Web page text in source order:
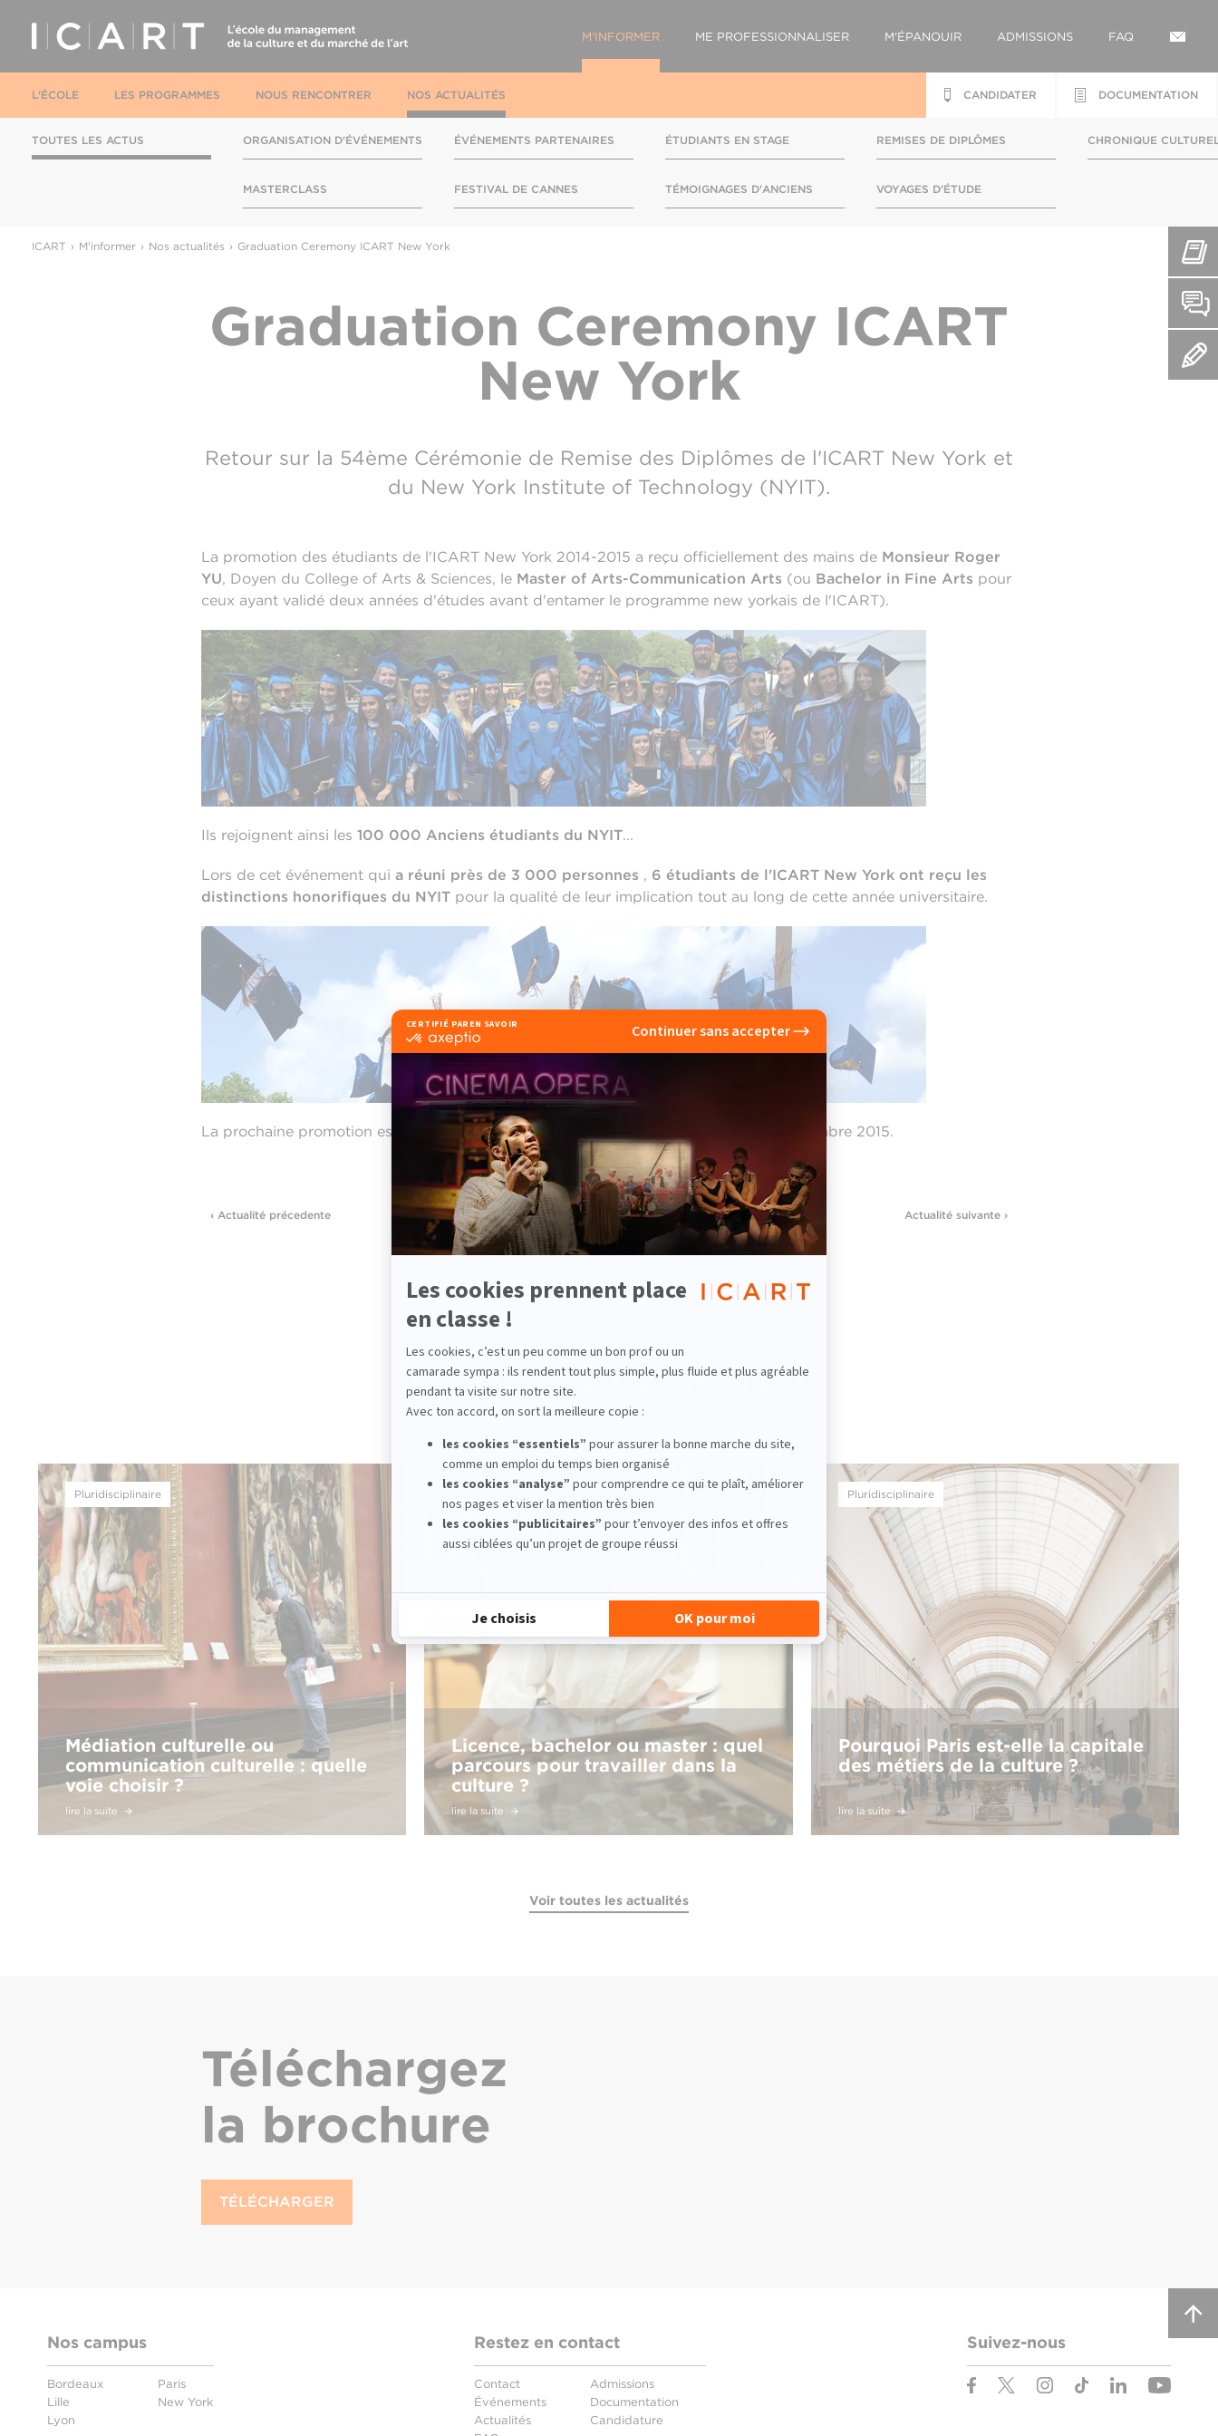
M'INFORMER ME PROFESSIONNALISER M'ÉPANOUIR ADMISSIONS FAQ
L'ÉCOLE LES PROGRAMMES NOUS RENCONTRER NOS ACTUALITÉS DOCUMENTATION
CANDIDATER
TOUTES LES ACTUS ORGANISATION D'ÉVÉNEMENTS
MASTERCLASS
ÉVÉNEMENTS PARTENAIRES
FESTIVAL DE CANNES
ÉTUDIANTS EN STAGE
TÉMOIGNAGES D'ANCIENS
REMISES DE DIPLÔMES
VOYAGES D'ÉTUDE
CHRONIQUE
ICART M'informer Nos actualités Graduation Ceremony ICART New York
Graduation Ceremony ICART
New York
Retour sur la 54ème Cérémonie de Remise des Diplômes de l'ICART New York et
du New York Institute of Technology (NYIT).
La promotion des étudiants de l'ICART New York 2014-2015 a reçu officiellement des mains de Monsieur Roger
YU, Doyen du College of Arts & Sciences, le Master of Arts-Communication Arts (ou Bachelor in Fine Arts pour
ceux ayant validé deux années d'études avant d'entamer le programme new yorkais de l'ICART).
Ils rejoignent ainsi les 100 000 Anciens étudiants du NYIT...
Lors de cet événement qui a réuni près de 3 000 personnes , 6 étudiants de l'ICART New York ont reçu les
distinctions honorifiques du NYIT pour la qualité de leur implication tout au long de cette année universitaire.
La prochaine promotion est attendue dans les locaux new yorkais de l'ICART en septembre 2015.
‹ Actualité précedente Actualité suivante ›
Voir d'autres actualités
Pluridisciplinaire
Médiation culturelle ou
communication culturelle : quelle
voie choisir ?
lire la suite
Pluridisciplinaire
Licence, bachelor ou master : quel
parcours pour travailler dans la
culture ?
lire la suite
Pluridisciplinaire
Pourquoi Paris est-elle la capitale
des métiers de la culture ?
lire la suite
Voir toutes les actualités
Téléchargez
la brochure
TÉLÉCHARGER
Nos campus
Bordeaux
Lille
Lyon
Paris
New York
Restez en contact
Contact
Événements
Actualités
Admissions
Documentation
Candidature
Suivez-nous